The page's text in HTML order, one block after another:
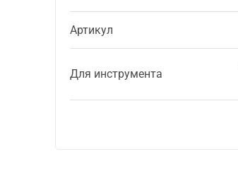
Артикул
Для инструмента